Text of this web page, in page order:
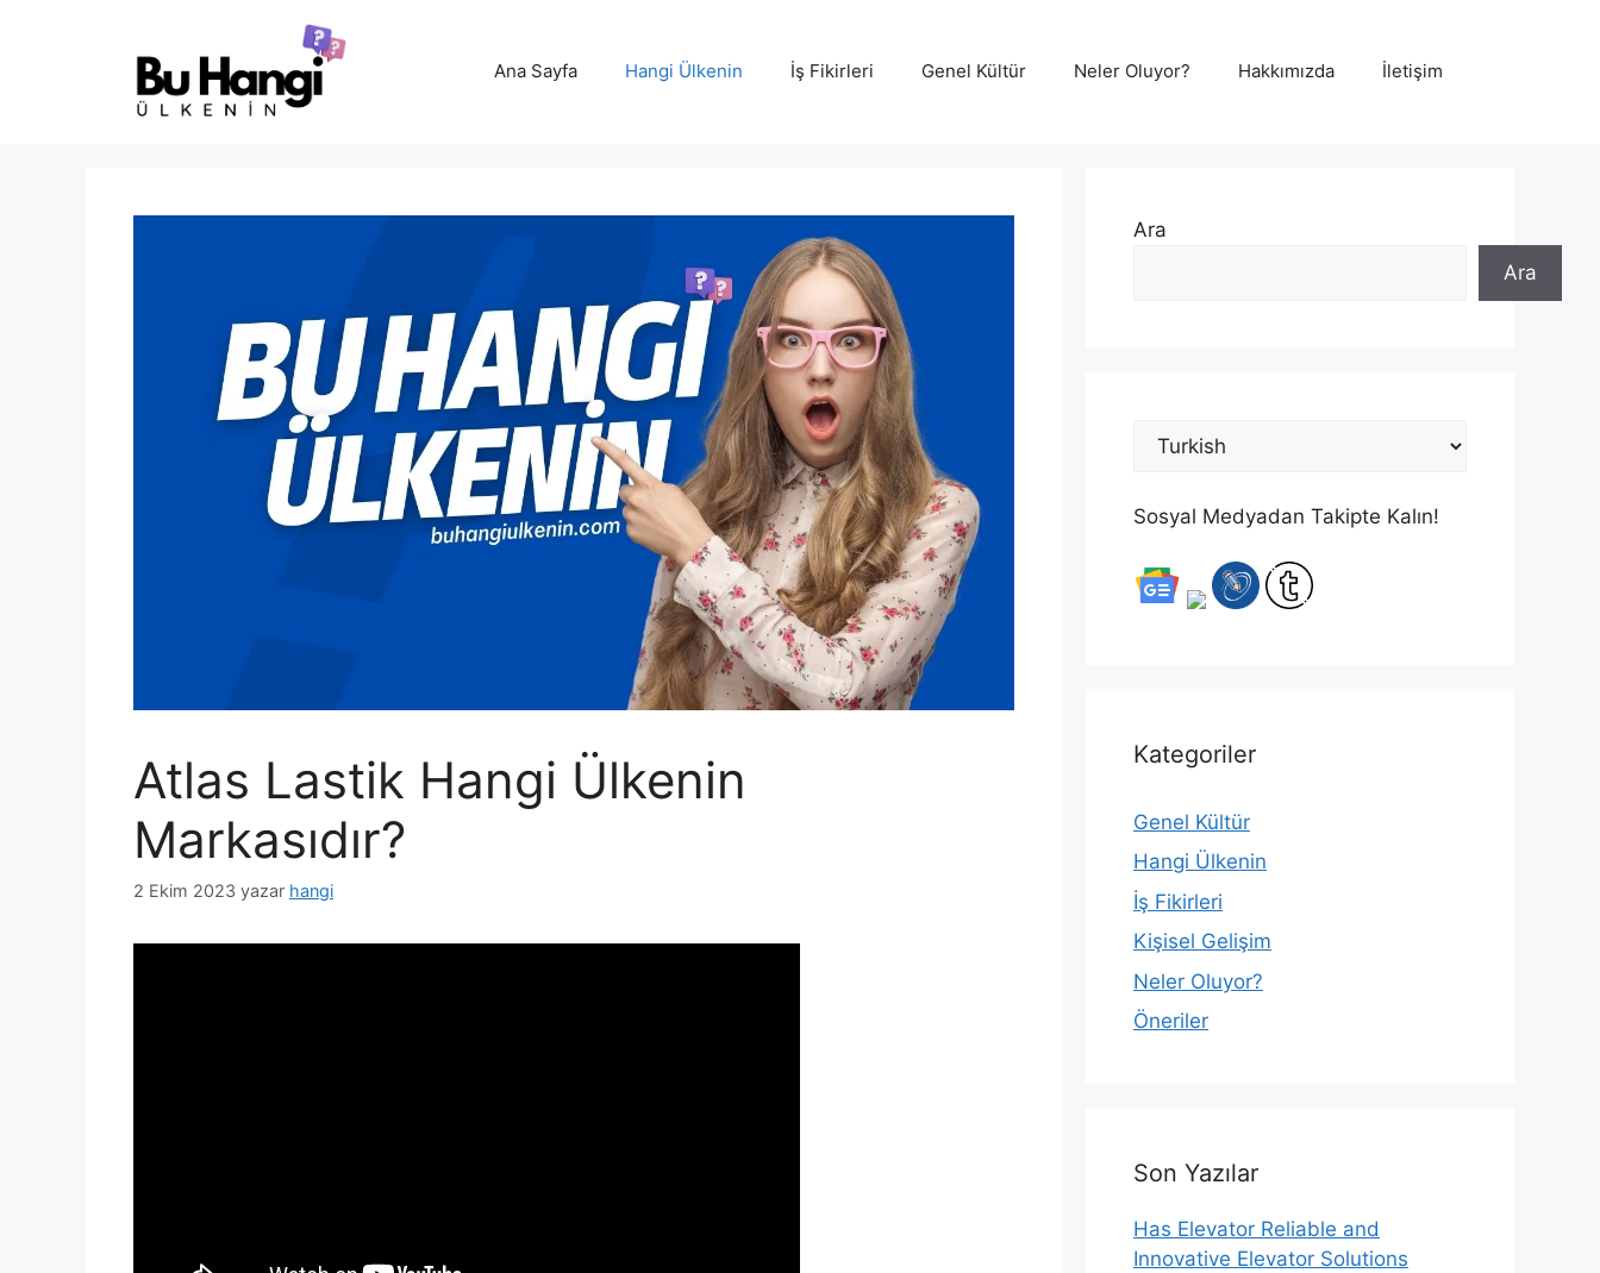
Ana Sayfa Hangi Ülkenin İş Fikirleri Genel Kültür Neler Oluyor? Hakkımızda İletişim
Atlas Lastik Hangi Ülkenin
Markasıdır?
2 Ekim 2023 yazar hangi
Ara
Ara
Sosyal Medyadan Takipte Kalın!
Kategoriler
Genel Kültür
Hangi Ülkenin
İş Fikirleri
Kişisel Gelişim
Neler Oluyor?
Öneriler
Son Yazılar
Has Elevator Reliable and
Innovative Elevator Solutions